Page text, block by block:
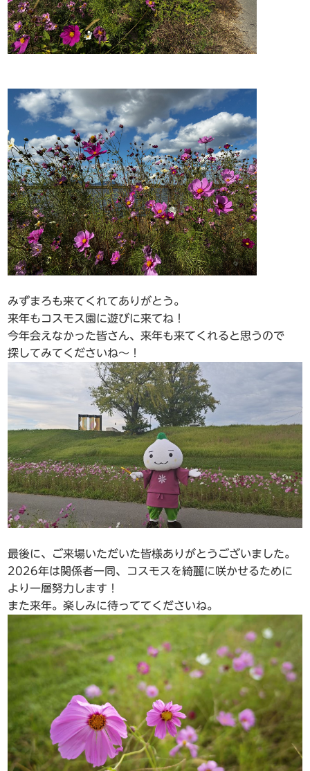
みずまろも来てくれてありがとう。
来年もコスモス園に遊びに来てね！
今年会えなかった皆さん、来年も来てくれると思うので
探してみてくださいね～！
最後に、ご来場いただいた皆様ありがとうございました。
2026年は関係者一同、コスモスを綺麗に咲かせるために
より一層努力します！
また来年。楽しみに待っててくださいね。